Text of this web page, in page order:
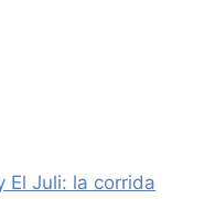
El Juli: la corrida